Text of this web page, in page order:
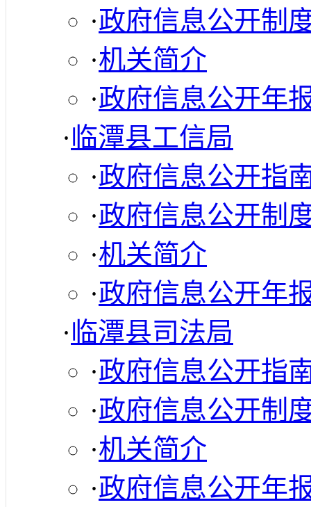
·政府信息公开制
·机关简介
·政府信息公开年
·临潭县工信局
·政府信息公开指
·政府信息公开制
·机关简介
·政府信息公开年
·临潭县司法局
·政府信息公开指
·政府信息公开制
·机关简介
·政府信息公开年